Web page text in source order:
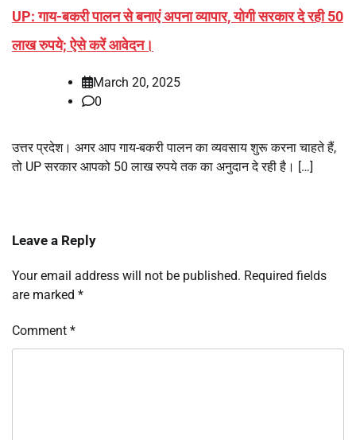
UP: गाय-बकरी पालन से बनाएं अपना व्यापार, योगी सरकार दे रही 50
लाख रुपये; ऐसे करें आवेदन।
March 20, 2025
0
उत्तर प्रदेश। अगर आप गाय-बकरी पालन का व्यवसाय शुरू करना चाहते हैं,
तो UP सरकार आपको 50 लाख रुपये तक का अनुदान दे रही है। […]
Leave a Reply
Your email address will not be published. Required fields
are marked *
Comment *